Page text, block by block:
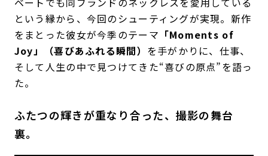
という縁から、今回のシューティングが実現。新作
をまとった彼女が今季のテーマ 「Moments of
Joy」（喜びあふれる瞬間） を手がかりに、仕事、
そして人生の中で見つけてきた“喜びの原点”を語っ
た。
ふたつの輝きが重なり合った、撮影の舞台
裏。